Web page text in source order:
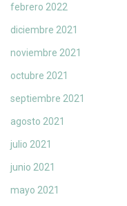
febrero 2022
diciembre 2021
noviembre 2021
octubre 2021
septiembre 2021
agosto 2021
julio 2021
junio 2021
mayo 2021